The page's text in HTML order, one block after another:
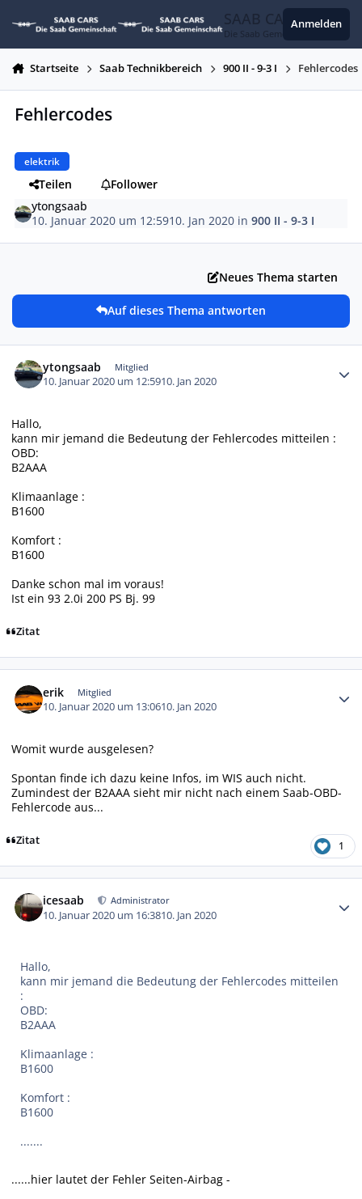
SAAB CARS
Die Saab Gemeinschaft
Anmelden
Startseite Saab Technikbereich 900 II - 9-3 I Fehlercodes
Fehlercodes
elektrik
Teilen
Follower
ytongsaab
10. Januar 2020 um 12:5910. Jan 2020 in900 II - 9-3 I
Neues Thema starten
Auf dieses Thema antworten
ytongsaab Mitglied
10. Januar 2020 um 12:5910. Jan 2020
Hallo,
kann mir jemand die Bedeutung der Fehlercodes mitteilen :
OBD:
B2AAA
Klimaanlage :
B1600
Komfort :
B1600
Danke schon mal im voraus!
Ist ein 93 2.0i 200 PS Bj. 99
Zitat
erik Mitglied
10. Januar 2020 um 13:0610. Jan 2020
Womit wurde ausgelesen?
Spontan finde ich dazu keine Infos, im WIS auch nicht.
Zumindest der B2AAA sieht mir nicht nach einem Saab-OBD-
Fehlercode aus...
Zitat 1
icesaab Administrator
10. Januar 2020 um 16:3810. Jan 2020
Hallo,
kann mir jemand die Bedeutung der Fehlercodes mitteilen
:
OBD:
B2AAA
Klimaanlage :
B1600
Komfort :
B1600
.......
......hier lautet der Fehler Seiten-Airbag -